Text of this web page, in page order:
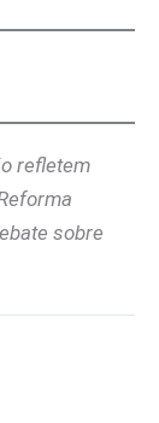
refletem
sobre